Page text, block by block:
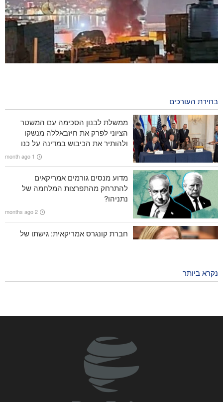
הניו יורק טיימס על האפשרויות המצטמצמות של ארה"ב: טהרן לא
נסוגה מאיומיה, אלא וושינגטון עשתה זאת
איש תקשורת אמריקאי בולט: טראמפ ראוי לסטירה
הלוויית 112 חללים בעזה / מספר החללים בעזה הגיע ליותר מ-73
אלף איש
שייח' נעים קאסם: איראן ניצחה בעימות עם אמריקה והמשטר הציוני
בחירת העורכים
ממשלת לבנון הסכימה עם המשטר
הציוני לפרק את חיזבאללה מנשקו
ולהותיר את הכיבוש במדינה על כנו
1 month ago
מדוע מנסים גורמים אמריקאים
להתרחק מהתפרצות המלחמה של
נתניהו?
2 months ago
חברת קונגרס אמריקאית: גישתו של
נקרא ביותר